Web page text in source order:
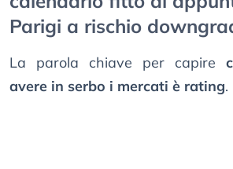
Parigi a rischio
La parola chiave per capire
avere in serbo i mercati è rating.